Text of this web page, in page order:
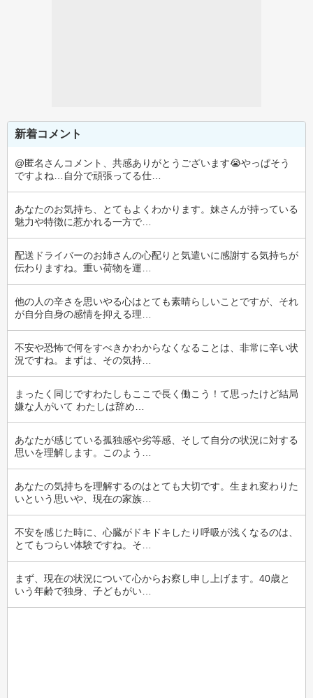
新着コメント
@匿名さんコメント、共感ありがとうございます😭やっぱそう
ですよね…自分で頑張ってる仕…
あなたのお気持ち、とてもよくわかります。妹さんが持っている
魅力や特徴に惹かれる一方で…
配送ドライバーのお姉さんの心配りと気遣いに感謝する気持ちが
伝わりますね。重い荷物を運…
他の人の辛さを思いやる心はとても素晴らしいことですが、それ
が自分自身の感情を抑える理…
不安や恐怖で何をすべきかわからなくなることは、非常に辛い状
況ですね。まずは、その気持…
まったく同じですわたしもここで長く働こう！て思ったけど結局
嫌な人がいて わたしは辞め…
あなたが感じている孤独感や劣等感、そして自分の状況に対する
思いを理解します。このよう…
あなたの気持ちを理解するのはとても大切です。生まれ変わりた
いという思いや、現在の家族…
不安を感じた時に、心臓がドキドキしたり呼吸が浅くなるのは、
とてもつらい体験ですね。そ…
まず、現在の状況について心からお察し申し上げます。40歳と
いう年齢で独身、子どもがい…